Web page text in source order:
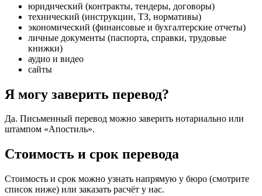
юридический (контракты, тендеры, договоры)
технический (инструкции, ТЗ, нормативы)
экономический (финансовые и бухгалтерские отчеты)
личные документы (паспорта, справки, трудовые
книжки)
аудио и видео
сайты
Я могу заверить перевод?
Да. Письменный перевод можно заверить нотариально или
штампом «Апостиль».
Стоимость и срок перевода
Стоимость и срок можно узнать напрямую у бюро (смотрите
список ниже) или заказать расчёт у нас.